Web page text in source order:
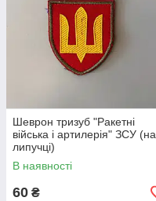
Шеврон тризуб "Ракетні
війська і артилерія" ЗСУ (на
липучці)
В наявності
60 ₴